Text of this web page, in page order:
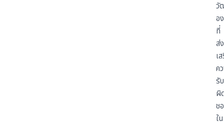
วั
อ
ที่
ส่ง
เ
ค
รับ
ผิ
ช
ใน